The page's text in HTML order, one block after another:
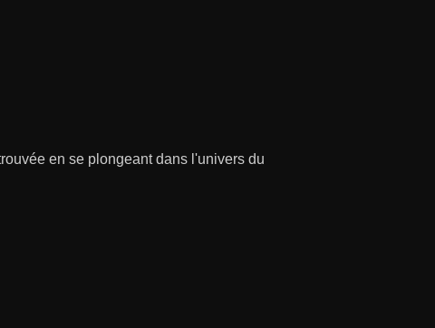
en se plongeant dans l'univers du